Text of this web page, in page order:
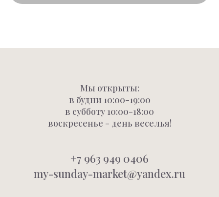
Мы открыты:
в будни 10:00-19:00
в субботу 10:00-18:00
воскресенье - день веселья!
+7 963 949 0406
my-sunday-market@yandex.ru